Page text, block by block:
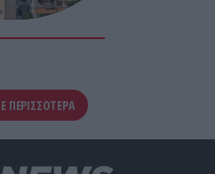
ΠΕΡΙΣΣΟΤΕΡΑ